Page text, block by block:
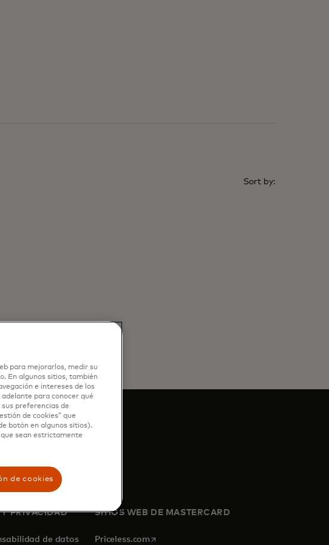
sort by:
PRIVACIDAD
de datos
SITIOS WEB DE MASTERCARD
Priceless.com se abre en una pestaña nueva
para mejorarlos, medir su
En algunos sitios, también
e intereses de los
adelante para conocer qué
preferencias de
de cookies” que
botón en algunos sitios).
que sean estrictamente
de cookies